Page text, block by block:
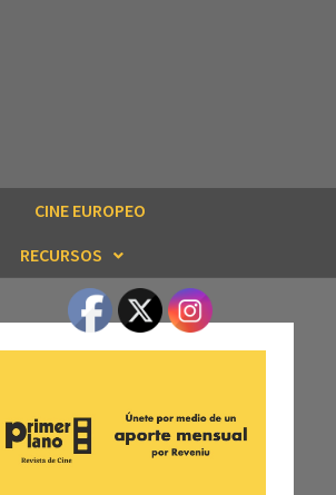
CINE EUROPEO
RECURSOS